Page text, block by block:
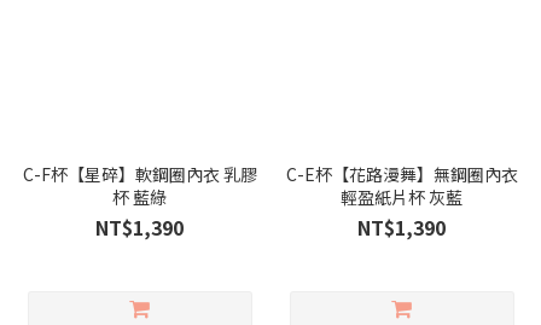
C-F杯【星碎】軟鋼圈內衣 乳膠
杯 藍綠
NT$1,390
C-E杯【花路漫舞】無鋼圈內衣
輕盈紙片杯 灰藍
NT$1,390